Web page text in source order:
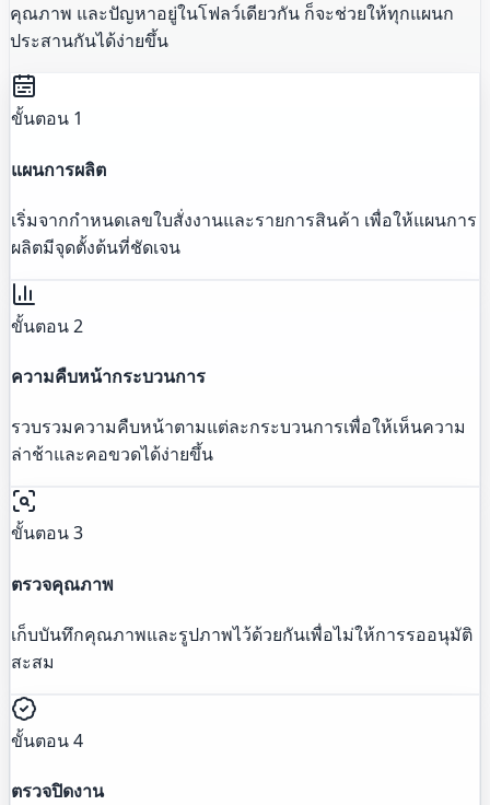
คุณภาพ และปัญหาอยู่ในโฟลว์เดียวกัน ก็จะช่วยให้ทุกแผนก
ประสานกันได้ง่ายขึ้น
ขั้นตอน 1
แผนการผลิต
เริ่มจากกำหนดเลขใบสั่งงานและรายการสินค้า เพื่อให้แผนการ
ผลิตมีจุดตั้งต้นที่ชัดเจน
ขั้นตอน 2
ความคืบหน้ากระบวนการ
รวบรวมความคืบหน้าตามแต่ละกระบวนการเพื่อให้เห็นความ
ล่าช้าและคอขวดได้ง่ายขึ้น
ขั้นตอน 3
ตรวจคุณภาพ
เก็บบันทึกคุณภาพและรูปภาพไว้ด้วยกันเพื่อไม่ให้การรออนุมัติ
สะสม
ขั้นตอน 4
ตรวจปิดงาน